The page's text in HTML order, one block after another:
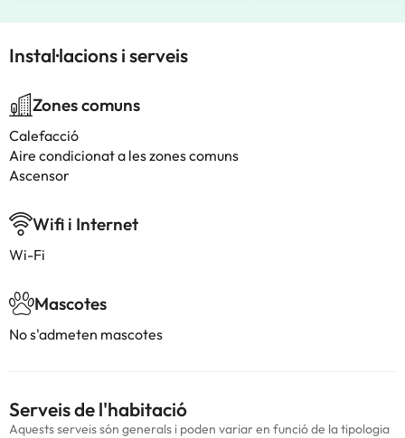
Instal·lacions i serveis
Zones comuns
Calefacció
Aire condicionat a les zones comuns
Ascensor
Wifi i Internet
Wi-Fi
Mascotes
No s'admeten mascotes
Serveis de l'habitació
Aquests serveis són generals i poden variar en funció de la tipologia